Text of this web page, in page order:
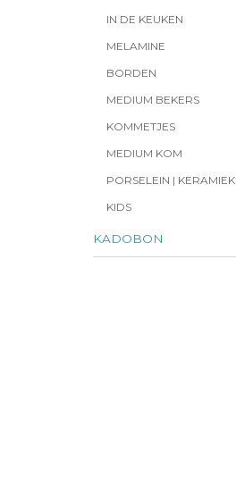
IN DE KEUKEN
MELAMINE
BORDEN
MEDIUM BEKERS
KOMMETJES
MEDIUM KOM
PORSELEIN | KERAMIEK
KIDS
KADOBON